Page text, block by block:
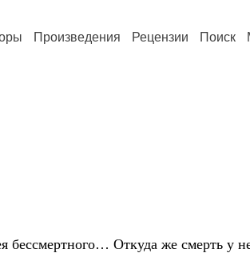
Произведения Рецензии Поиск
бессмертного… Откуда же смерть у